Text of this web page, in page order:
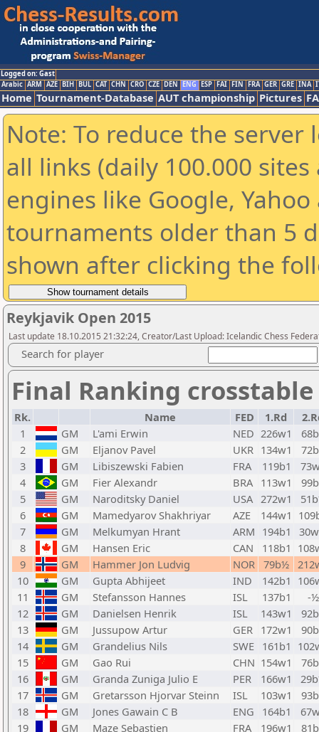
Logged on: Gast
Arabic ARM AZE BIH BUL CAT CHN CRO CZE DEN ENG ESP FAI FIN FRA GER GRE INA
Home Tournament-Database AUT championship Pictures
Note: To reduce the
all links (daily 100.000
engines like Google,
tournaments older than 5
shown after clicking the
Reykjavik Open 2015
Last update 18.10.2015 21:32:24, Creator/Last Upload: Icelandic Chess
Search for player
Final Ranking
Rk. Name FED 1.Rd
1
GM L'ami Erwin NED 226w1
2
GM Eljanov Pavel UKR 134w1
3
GM Libiszewski Fabien FRA 119b1
4
GM Fier Alexandr BRA 113w1
5
GM Naroditsky Daniel USA 272w1
6
GM Mamedyarov Shakhriyar AZE 144w1
7
GM Melkumyan Hrant ARM 194b1
8
GM Hansen Eric CAN 118b1
9
GM Hammer Jon Ludvig NOR 79b½
10
GM Gupta Abhijeet IND 142b1
11
GM Stefansson Hannes ISL 137b1
-½
12
GM Danielsen Henrik ISL 143w1
13
GM Jussupow Artur GER 172w1
14
GM Grandelius Nils SWE 161b1
15
GM Gao Rui CHN 154w1
16
GM Granda Zuniga Julio E PER 166w1
17
GM Gretarsson Hjorvar Steinn ISL 103w1
18
GM Jones Gawain C B ENG 164b1
19
GM Maze Sebastien FRA 196w1